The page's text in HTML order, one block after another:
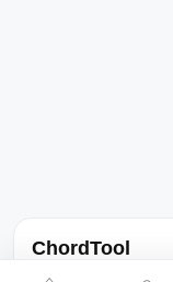
ChordTool